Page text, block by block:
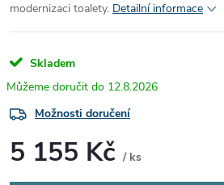
modernizaci toalety. Detailní informace
Skladem
12.8.2026
Možnosti doručení
5 155 Kč / ks